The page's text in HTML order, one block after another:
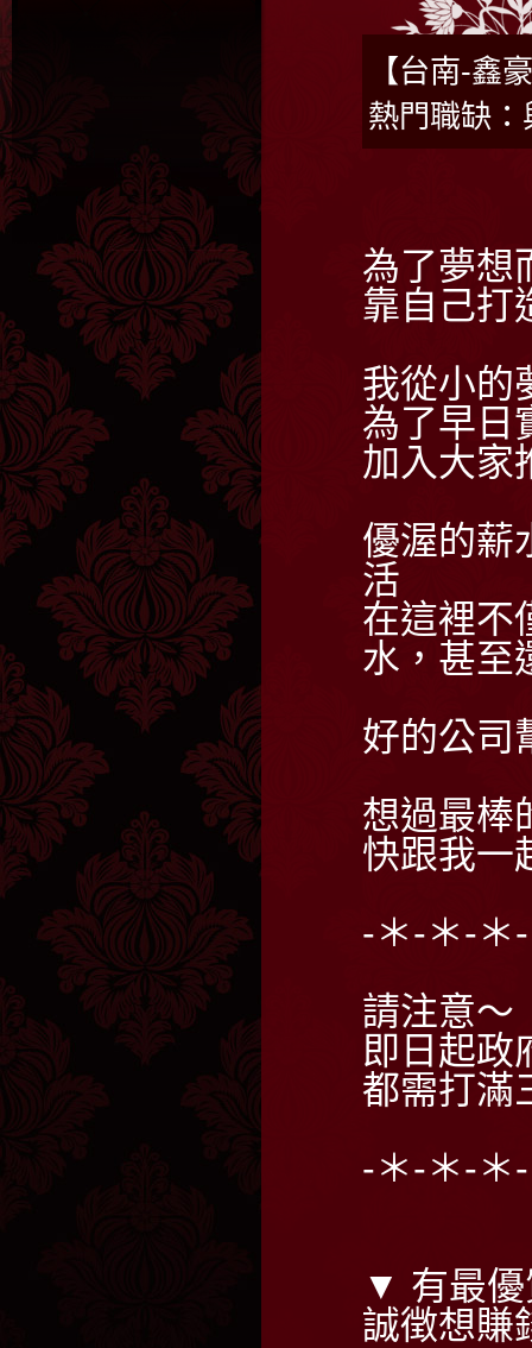
【台南-鑫
熱門職缺
為了夢想
靠自己打
我從小的
為了早日
加入大家
優渥的薪
活
在這裡不
水，甚至
好的公司
想過最棒
快跟我一
-＊-＊-＊
請注意～
即日起政
都需打滿
-＊-＊-＊
▼ 有最
誠徴想賺